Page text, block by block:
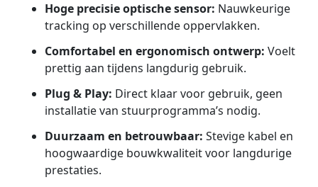
Hoge precisie optische sensor: Nauwkeurige
tracking op verschillende oppervlakken.
Comfortabel en ergonomisch ontwerp: Voelt
prettig aan tijdens langdurig gebruik.
Plug & Play: Direct klaar voor gebruik, geen
installatie van stuurprogramma’s nodig.
Duurzaam en betrouwbaar: Stevige kabel en
hoogwaardige bouwkwaliteit voor langdurige
prestaties.